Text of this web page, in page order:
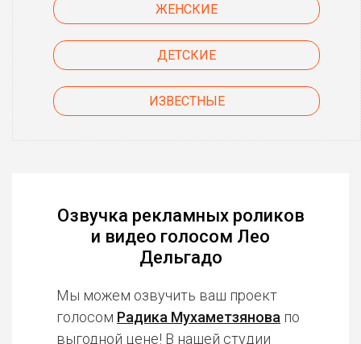
ЖЕНСКИЕ
ДЕТСКИЕ
ИЗВЕСТНЫЕ
Озвучка рекламных роликов
и видео голосом Лео
Дельгадо
Мы можем озвучить ваш проект
голосом Радика Мухаметзянова по
выгодной цене! В нашей студии